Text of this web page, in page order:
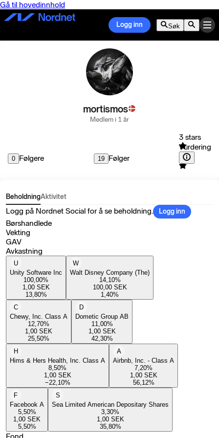
Gå til hovedinnhold
Logg inn Søk
mortismos
Medlem i 1 år
0 Følgere 19 Følger
3 stars
Vurdering
BeholdningAktivitet
Logg på Nordnet Social for å se beholdning. Logg inn
Børshandlede
Vekting
GAV
Avkastning
U
Unity Software Inc
100,00%
1,00 SEK
13,80%
W
Walt Disney Company (The)
14,10%
100,00 SEK
1,40%
C
Chewy, Inc. Class A
12,70%
1,00 SEK
25,50%
D
Dometic Group AB
11,00%
1,00 SEK
42,30%
H
Hims & Hers Health, Inc. Class A
8,50%
1,00 SEK
−22,10%
A
Airbnb, Inc. - Class A
7,20%
1,00 SEK
56,12%
F
Facebook A
5,50%
1,00 SEK
5,50%
S
Sea Limited American Depositary Shares
3,30%
1,00 SEK
35,80%